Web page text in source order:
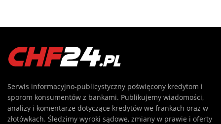
Serwis informacyjno-publicystyczny poświęcony kredytom i
sporom konsumentów z bankami. Publikujemy wiadomości,
analizy i komentarze dotyczące kredytów we frankach oraz w
złotówkach. Śledzimy wyroki sądowe, zmiany w prawie i oferty